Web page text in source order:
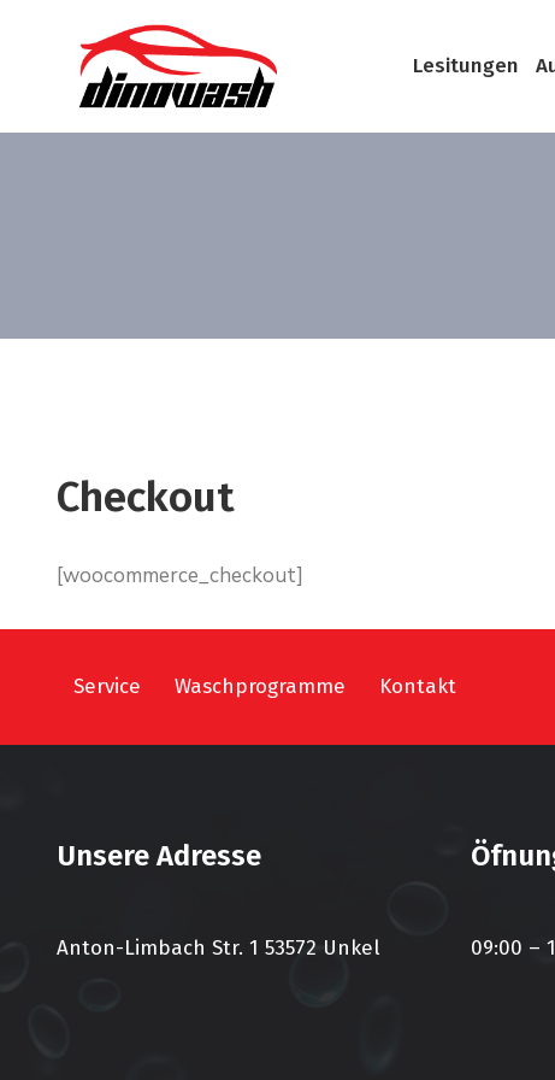
Lesitungen
Checkout
[woocommerce_checkout]
Service Waschprogramme Kontakt
Unsere Adresse
Anton-Limbach Str. 1 53572 Unkel 09:00 –